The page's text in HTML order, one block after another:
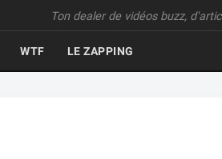
Ton dealer de vidéos buzz,
WTF LE ZAPPING